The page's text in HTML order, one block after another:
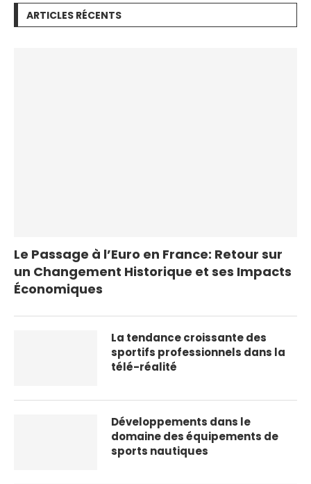
ARTICLES RÉCENTS
Le Passage à l’Euro en France: Retour sur
un Changement Historique et ses Impacts
Économiques
La tendance croissante des
sportifs professionnels dans la
télé-réalité
Développements dans le
domaine des équipements de
sports nautiques